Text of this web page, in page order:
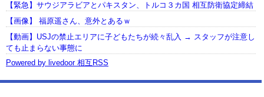
【緊急】サウジアラビアとパキスタン、トルコ３カ国 相互防衛協定締結
【画像】 福原遥さん、意外とあるｗ
【動画】USJの禁止エリアに子どもたちが続々乱入 → スタッフが注意し
ても止まらない事態に
Powered by livedoor 相互RSS